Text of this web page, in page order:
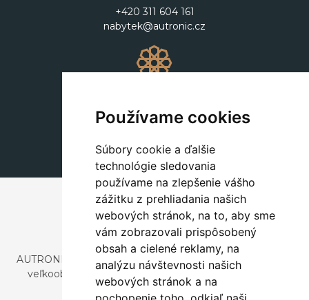
Používame cookies
Súbory cookie a ďalšie
technológie sledovania
používame na zlepšenie vášho
zážitku z prehliadania našich
webových stránok, na to, aby sme
vám zobrazovali prispôsobený
obsah a cielené reklamy, na
analýzu návštevnosti našich
webových stránok a na
+420 311 604 161
nabytek@autronic.cz
+420 311 604 182
dekorace@autronic.cz
AUTRONIC, s.r.o. je spoločnosť zaoberajúca sa dovozom a
veľkoobchodným predajom dizajnového aj štýlového
nábytku a dekorácií.